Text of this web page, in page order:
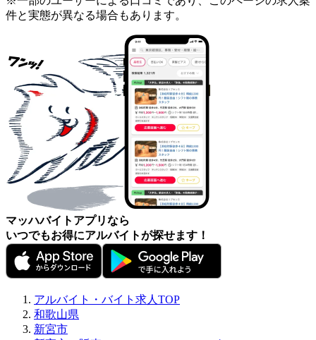
件と実態が異なる場合もあります。
マッハバイトアプリなら
いつでもお得にアルバイトが探せます！
アルバイト・バイト求人TOP
和歌山県
新宮市